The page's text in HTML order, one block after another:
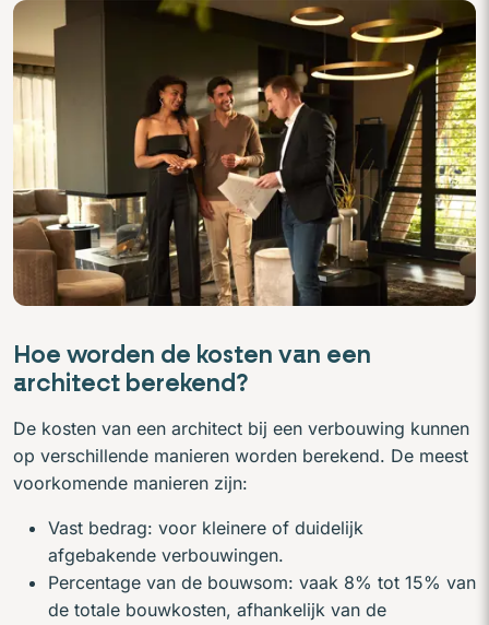
Sfeerbeeld
Hoe worden de kosten van een
architect berekend?
De kosten van een architect bij een verbouwing kunnen
op verschillende manieren worden berekend. De meest
voorkomende manieren zijn:
Vast bedrag: voor kleinere of duidelijk
afgebakende verbouwingen.
Percentage van de bouwsom: vaak 8% tot 15% van
de totale bouwkosten, afhankelijk van de